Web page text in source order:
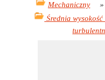
Mechaniczny
»
Średnia